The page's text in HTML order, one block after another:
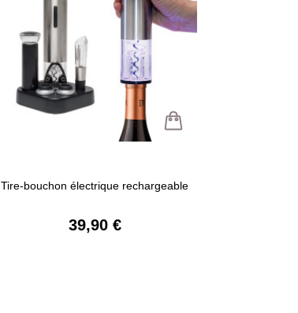
Tire-bouchon électrique rechargeable
39,90 €